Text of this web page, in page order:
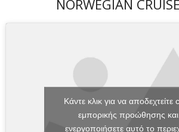
NORWEGIAN
Κάντε κλικ για να αποδεχτείτε
εμπορικής προώθησης
ενεργοποιήσετε αυτό το